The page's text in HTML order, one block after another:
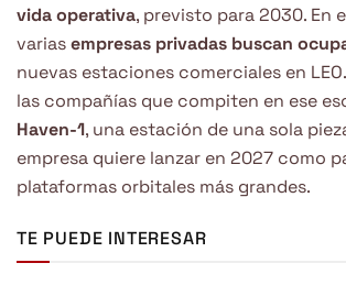
vida operativa, previsto para 2030. En
variasempresas privadas buscan
nuevas estaciones comerciales en
las compañías que compiten en ese
Haven-1, una estación de una sola
empresa quiere lanzar en 2027 como
plataformas orbitales más grandes.
TE PUEDE INTERESAR